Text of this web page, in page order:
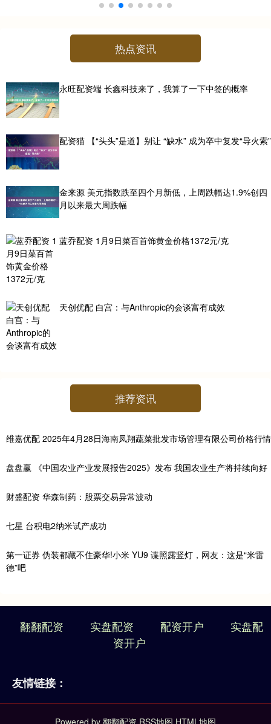
热点资讯
永旺配资端 长鑫科技来了，我算了一下中签的概率
配资猫 【“头头”是道】别让 “缺水” 成为卒中复发“导火索”
金来源 美元指数跌至四个月新低，上周跌幅达1.9%创四
月以来最大周跌幅
蓝乔配资 1月9日菜百首饰黄金价格1372元/克
天创优配 白宫：与Anthropic的会谈富有成效
推荐资讯
维嘉优配 2025年4月28日海南凤翔蔬菜批发市场管理有限公司价格行情
盘盘赢 《中国农业产业发展报告2025》发布 我国农业生产将持续向好
财盛配资 华森制药：股票交易异常波动
七星 台积电2纳米试产成功
第一证券 伪装都藏不住豪华!小米 YU9 谍照露竖灯，网友：这是“米雷
德”吧
翻翻配资 实盘配资 配资开户
实盘配
资开户
友情链接：